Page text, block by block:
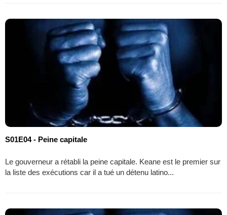
S01E04 - Peine capitale
Le gouverneur a rétabli la peine capitale. Keane est le premier sur
la liste des exécutions car il a tué un détenu latino...